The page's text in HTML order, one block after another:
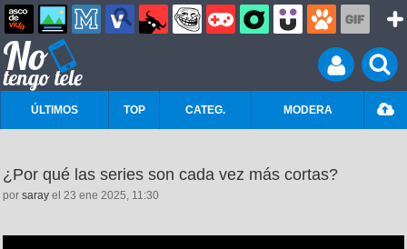
ÚLTIMOS TOP CATEG. MODERA
¿Por qué las series son cada vez más cortas?
por saray el 23 ene 2025, 11:30